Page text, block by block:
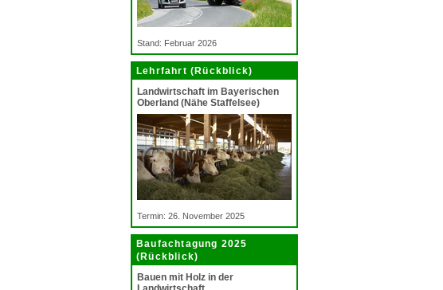
Stand: Februar 2026
Lehrfahrt (Rückblick)
Landwirtschaft im Bayerischen
Oberland (Nähe Staffelsee)
Termin: 26. November 2025
Baufachtagung 2025
(Rückblick)
Bauen mit Holz in der